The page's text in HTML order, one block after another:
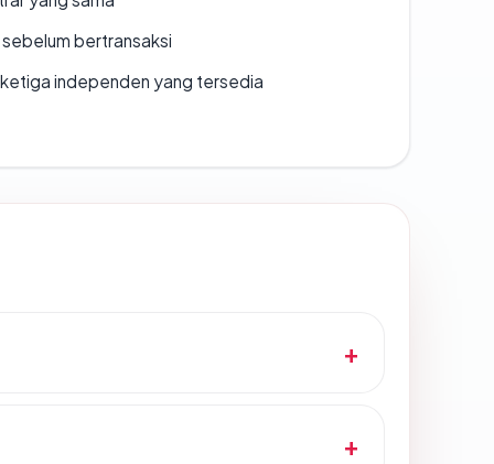
bertransaksi
independen yang tersedia